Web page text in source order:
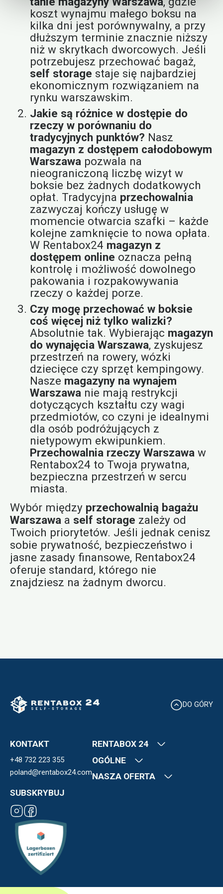
koszt wynajmu małego boksu na
kilka dni jest porównywalny, a przy
dłuższym terminie znacznie niższy
niż w skrytkach dworcowych. Jeśli
potrzebujesz przechować bagaż,
self storage staje się najbardziej
ekonomicznym rozwiązaniem na
rynku warszawskim.
Jakie są różnice w dostępie do
rzeczy w porównaniu do
tradycyjnych punktów? Nasz
magazyn z dostępem całodobowym
Warszawa pozwala na
nieograniczoną liczbę wizyt w
boksie bez żadnych dodatkowych
opłat. Tradycyjna przechowalnia
zazwyczaj kończy usługę w
momencie otwarcia szafki – każde
kolejne zamknięcie to nowa opłata.
W Rentabox24 magazyn z
dostępem online oznacza pełną
kontrolę i możliwość dowolnego
pakowania i rozpakowywania
rzeczy o każdej porze.
Czy mogę przechować w boksie
coś więcej niż tylko walizki?
Absolutnie tak. Wybierając magazyn
do wynajęcia Warszawa, zyskujesz
przestrzeń na rowery, wózki
dziecięce czy sprzęt kempingowy.
Nasze magazyny na wynajem
Warszawa nie mają restrykcji
dotyczących kształtu czy wagi
przedmiotów, co czyni je idealnymi
dla osób podróżujących z
nietypowym ekwipunkiem.
Przechowalnia rzeczy Warszawa w
Rentabox24 to Twoja prywatna,
bezpieczna przestrzeń w sercu
miasta.
Wybór między przechowalnią bagażu
Warszawaa self storage zależy od
Twoich priorytetów. Jeśli jednak cenisz
sobie prywatność, bezpieczeństwo i
jasne zasady finansowe, Rentabox24
oferuje standard, którego nie
znajdziesz na żadnym dworcu.
DO GÓRY
KONTAKT
+48 732 223 355
poland@rentabox24.com
SUBSKRYBUJ
RENTABOX 24
Kim jesteśmy
FAQ
OGÓLNE
Kontakt
NASZA OFERTA